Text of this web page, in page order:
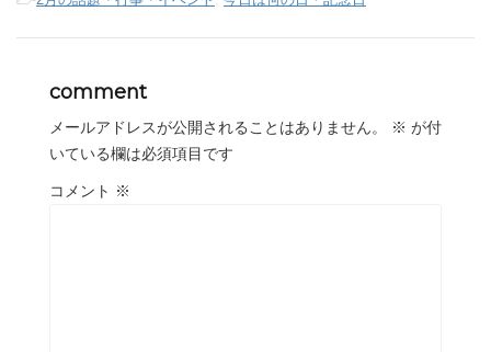
comment
メールアドレスが公開されることはありません。 ※ が付
いている欄は必須項目です
コメント ※